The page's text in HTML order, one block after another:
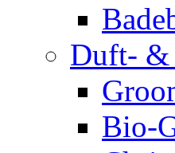
Duft- &
Bio-